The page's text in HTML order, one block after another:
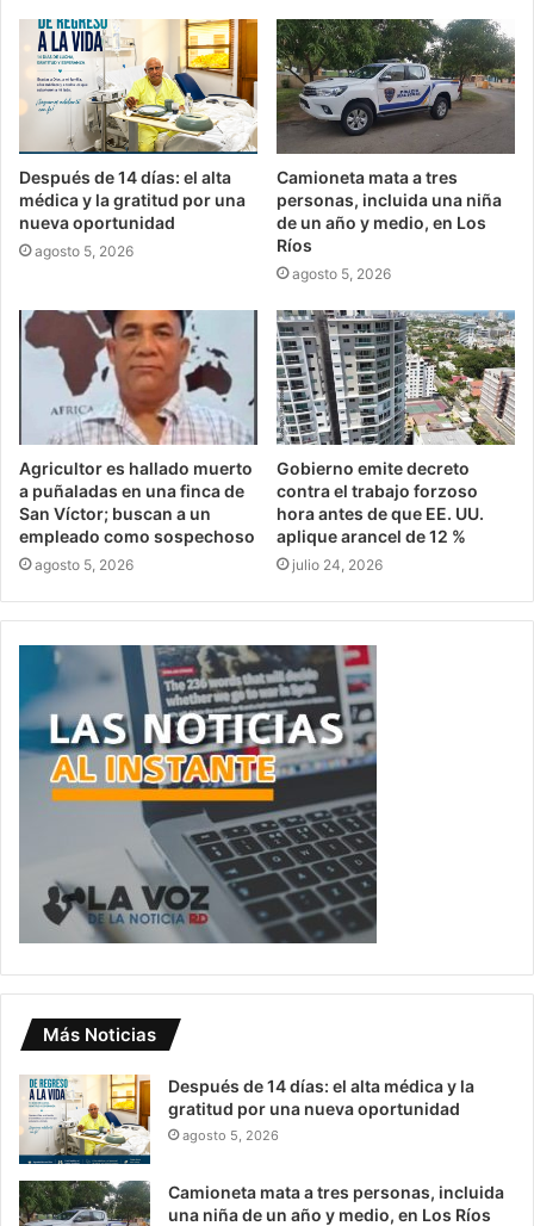
Después de 14 días: el alta
médica y la gratitud por una
nueva oportunidad
agosto 5, 2026
Camioneta mata a tres
personas, incluida una niña
de un año y medio, en Los
Ríos
agosto 5, 2026
Agricultor es hallado muerto
a puñaladas en una finca de
San Víctor; buscan a un
empleado como sospechoso
agosto 5, 2026
Gobierno emite decreto
contra el trabajo forzoso
hora antes de que EE. UU.
aplique arancel de 12 %
julio 24, 2026
Más Noticias
Después de 14 días: el alta médica y la
gratitud por una nueva oportunidad
agosto 5, 2026
Camioneta mata a tres personas, incluida
una niña de un año y medio, en Los Ríos